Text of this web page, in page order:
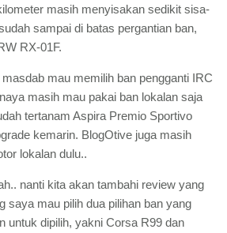
masih menyisakan sedikit sisa-
sampai di batas pergantian ban,
RX-01F.
mau memilih ban pengganti IRC
masih mau pakai ban lokalan saja
tertanam Aspira Premio Sportivo
kemarin. BlogOtive juga masih
lokalan dulu..
nanti kita akan tambahi review yang
saya mau pilih dua pilihan ban yang
untuk dipilih, yakni Corsa R99 dan